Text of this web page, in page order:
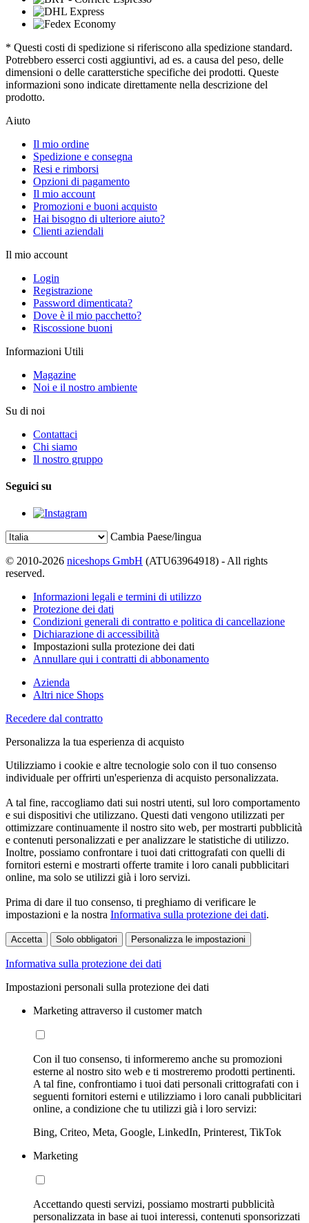
* Questi costi di spedizione si riferiscono alla spedizione standard.
Potrebbero esserci costi aggiuntivi, ad es. a causa del peso, delle
dimensioni o delle caratterstiche specifiche dei prodotti. Queste
informazioni sono indicate direttamente nella descrizione del
prodotto.
Aiuto
Il mio ordine
Spedizione e consegna
Resi e rimborsi
Opzioni di pagamento
Il mio account
Promozioni e buoni acquisto
Hai bisogno di ulteriore aiuto?
Clienti aziendali
Il mio account
Login
Registrazione
Password dimenticata?
Dove è il mio pacchetto?
Riscossione buoni
Informazioni Utili
Magazine
Noi e il nostro ambiente
Su di noi
Contattaci
Chi siamo
Il nostro gruppo
Seguici su
Cambia Paese/lingua
© 2010-2026 niceshops GmbH (ATU63964918) - All rights
reserved.
Informazioni legali e termini di utilizzo
Protezione dei dati
Condizioni generali di contratto e politica di cancellazione
Dichiarazione di accessibilità
Impostazioni sulla protezione dei dati
Annullare qui i contratti di abbonamento
Azienda
Altri nice Shops
Recedere dal contratto
Personalizza la tua esperienza di acquisto
Utilizziamo i cookie e altre tecnologie solo con il tuo consenso
individuale per offrirti un'esperienza di acquisto personalizzata.
A tal fine, raccogliamo dati sui nostri utenti, sul loro comportamento
e sui dispositivi che utilizzano. Questi dati vengono utilizzati per
ottimizzare continuamente il nostro sito web, per mostrarti pubblicità
e contenuti personalizzati e per analizzare le statistiche di utilizzo.
Inoltre, possiamo confrontare i tuoi dati crittografati con quelli di
fornitori esterni e mostrarti offerte tramite i loro canali pubblicitari
online, ma solo se utilizzi già i loro servizi.
Prima di dare il tuo consenso, ti preghiamo di verificare le
impostazioni e la nostra Informativa sulla protezione dei dati.
Accetta Solo obbligatori Personalizza le impostazioni
Informativa sulla protezione dei dati
Impostazioni personali sulla protezione dei dati
Marketing attraverso il customer match
Con il tuo consenso, ti informeremo anche su promozioni
esterne al nostro sito web e ti mostreremo prodotti pertinenti.
A tal fine, confrontiamo i tuoi dati personali crittografati con i
seguenti fornitori esterni e utilizziamo i loro canali pubblicitari
online, a condizione che tu utilizzi già i loro servizi:
Bing, Criteo, Meta, Google, LinkedIn, Printerest, TikTok
Marketing
Accettando questi servizi, possiamo mostrarti pubblicità
personalizzata in base ai tuoi interessi, contenuti sponsorizzati